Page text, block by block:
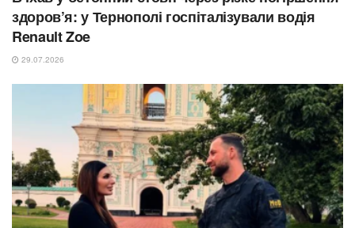
здоров’я: у Тернополі госпіталізували водія
Renault Zoe
29.07.2026